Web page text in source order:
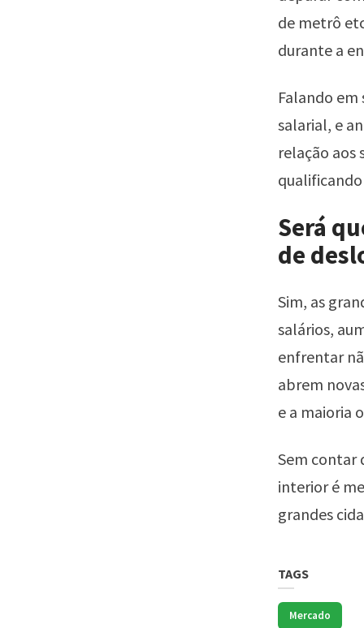
de metrô
durante a
Falando
salarial, e
relação aos
Será
de
Sim, as
salários,
enfrentar
abrem
e a maioria
Sem contar
interior é
grandes
TAGS
Mercado